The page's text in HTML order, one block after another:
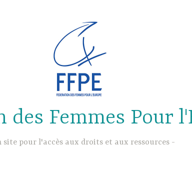
des Femmes Pour
site pour l'accès aux droits et aux ressources